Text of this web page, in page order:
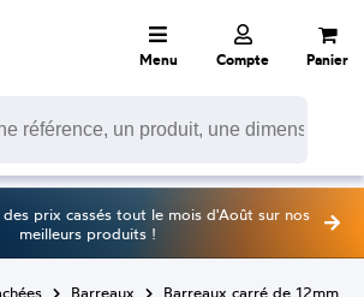
Menu Compte Panier
des prix cassés tout le mois d'Août sur nos
meilleurs produits !
Barreaux
Barreaux carré de 12mm